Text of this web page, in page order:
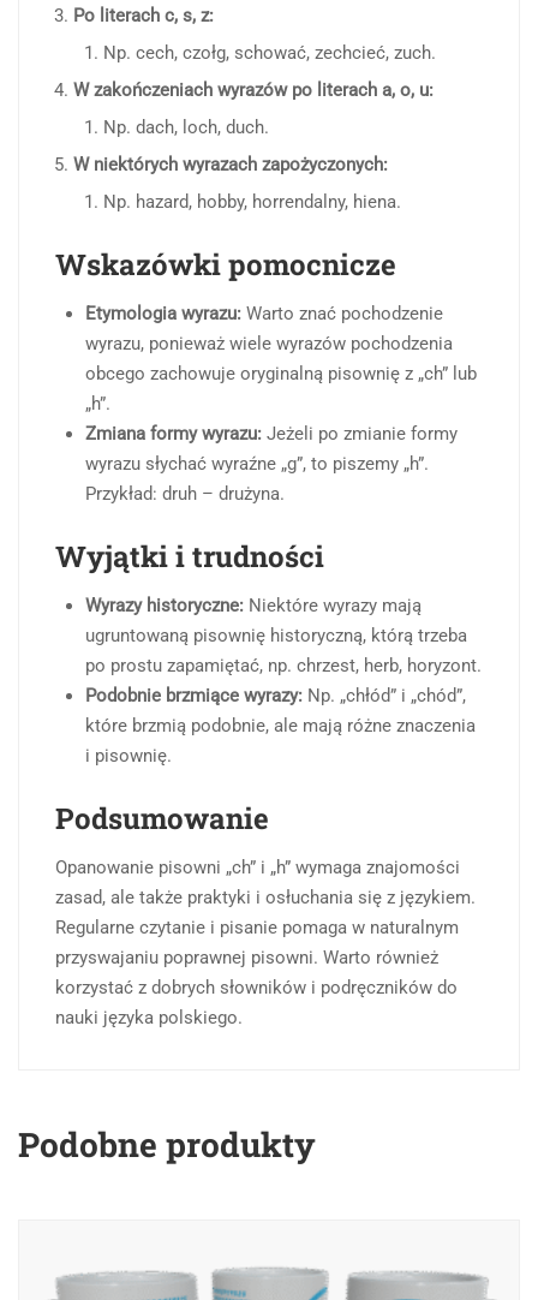
Po literach c, s, z:
Np. cech, czołg, schować, zechcieć, zuch.
W zakończeniach wyrazów po literach a, o, u:
Np. dach, loch, duch.
W niektórych wyrazach zapożyczonych:
Np. hazard, hobby, horrendalny, hiena.
Wskazówki pomocnicze
Etymologia wyrazu: Warto znać pochodzenie
wyrazu, ponieważ wiele wyrazów pochodzenia
obcego zachowuje oryginalną pisownię z „ch” lub
„h”.
Zmiana formy wyrazu: Jeżeli po zmianie formy
wyrazu słychać wyraźne „g”, to piszemy „h”.
Przykład: druh – drużyna.
Wyjątki i trudności
Wyrazy historyczne: Niektóre wyrazy mają
ugruntowaną pisownię historyczną, którą trzeba
po prostu zapamiętać, np. chrzest, herb, horyzont.
Podobnie brzmiące wyrazy: Np. „chłód” i „chód”,
które brzmią podobnie, ale mają różne znaczenia
i pisownię.
Podsumowanie
Opanowanie pisowni „ch” i „h” wymaga znajomości
zasad, ale także praktyki i osłuchania się z językiem.
Regularne czytanie i pisanie pomaga w naturalnym
przyswajaniu poprawnej pisowni. Warto również
korzystać z dobrych słowników i podręczników do
nauki języka polskiego.
Podobne produkty